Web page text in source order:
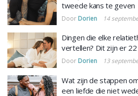
tweede kans te geven
Door Dorien 14
Dingen die elke
vertellen? Dit zijn er 22
Door Dorien 13
Wat zijn de stappen
een liefde die niet